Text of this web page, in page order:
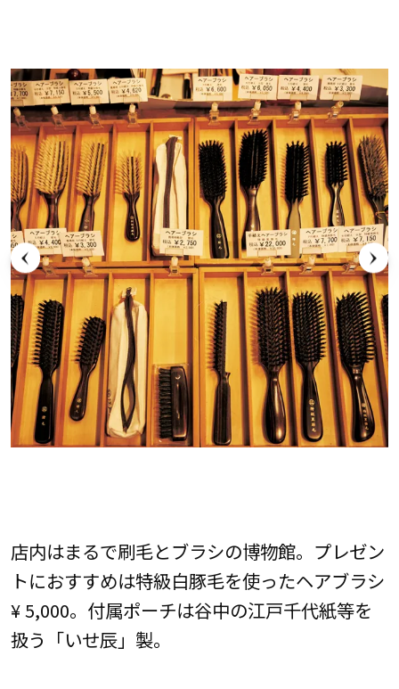
店内はまるで刷毛とブラシの博物館。プレゼン
トにおすすめは特級白豚毛を使ったヘアブラシ
¥ 5,000。付属ポーチは谷中の江戸千代紙等を
扱う「いせ辰」製。